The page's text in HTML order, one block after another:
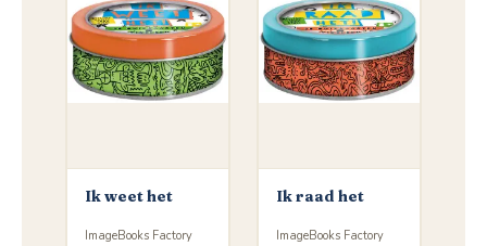
Ik weet het
ImageBooks Factory
Ik raad het
ImageBooks Factory